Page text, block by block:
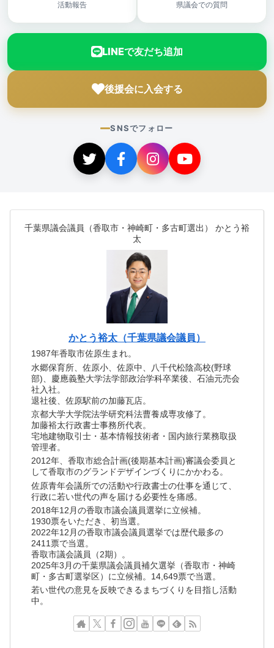
活動報告 県議会での質問
LINEで友だち追加
後援会に入会する
SNSでフォロー
千葉県議会議員（香取市・神崎町・多古町選出） かとう裕
太
かとう裕太（千葉県議会議員）
1987年香取市佐原生まれ。
水郷保育所、佐原小、佐原中、八千代松陰高校(野球
部)、慶應義塾大学法学部政治学科卒業後、石油元売会
社入社。
退社後、佐原駅前の加藤瓦店。
京都大学大学院法学研究科法曹養成専攻修了。
加藤裕太行政書士事務所代表。
宅地建物取引士・基本情報技術者・国内旅行業務取扱
管理者。
2012年、香取市総合計画(後期基本計画)審議会委員と
して香取市のグランドデザインづくりにかかわる。
佐原青年会議所での活動や行政書士の仕事を通じて、
行政に若い世代の声を届ける必要性を痛感。
2018年12月の香取市議会議員選挙に立候補。
1930票をいただき、初当選。
2022年12月の香取市議会議員選挙では歴代最多の
2411票で当選。
香取市議会議員（2期）。
2025年3月の千葉県議会議員補欠選挙（香取市・神崎
町・多古町選挙区）に立候補。14,649票で当選。
若い世代の意見を反映できるまちづくりを目指し活動
中。